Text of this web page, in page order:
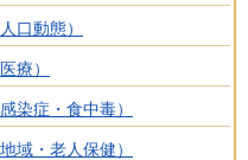
口動態）
療）
染症・食中毒）
域・老人保健）